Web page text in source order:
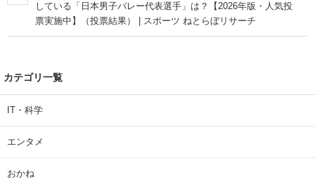
している「日本男子バレー代表選手」は？【2026年版・人気投
票実施中】（投票結果） | スポーツ ねとらぼリサーチ
カテゴリ一覧
IT・科学
エンタメ
おかね